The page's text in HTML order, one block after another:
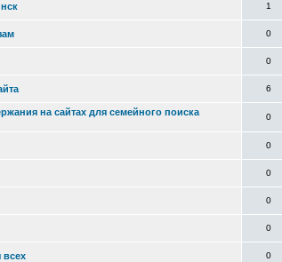
1
0
0
6
на сайтах для семейного поиска
0
0
0
0
0
всех 0